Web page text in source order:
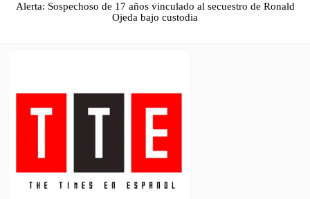
Alerta: Sospechoso de 17 años vinculado al secuestro de Ronald
Ojeda bajo custodia